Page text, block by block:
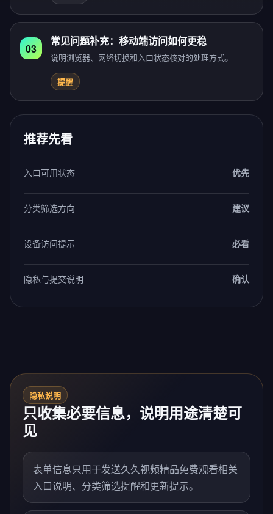
03
常见问题补充：移动端访问如何更稳
说明浏览器、网络切换和入口状态核对的处理方式。
提醒
推荐先看
入口可用状态 优先
分类筛选方向 建议
设备访问提示 必看
隐私与提交说明 确认
隐私说明
只收集必要信息，说明用途清楚可
见
表单信息只用于发送久久视频精品免费观看相关
入口说明、分类筛选提醒和更新提示。